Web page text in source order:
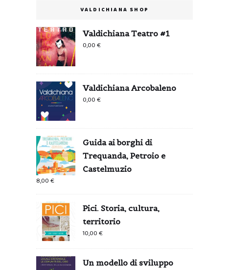
VALDICHIANA SHOP
Valdichiana Teatro #1
0,00€
Valdichiana Arcobaleno
0,00€
Guida ai borghi di
Trequanda, Petroio e
Castelmuzio
8,00€
Pici. Storia, cultura,
territorio
10,00€
Un modello di sviluppo